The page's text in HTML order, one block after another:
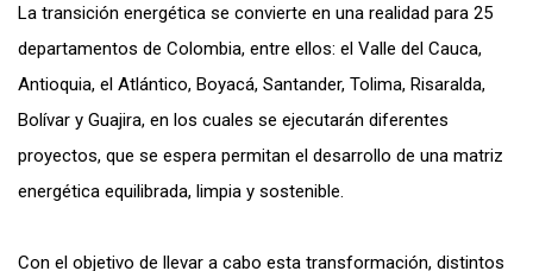
La transición energética se convierte en una realidad para 25
departamentos de Colombia, entre ellos: el Valle del Cauca,
Antioquia, el Atlántico, Boyacá, Santander, Tolima, Risaralda,
Bolívar y Guajira, en los cuales se ejecutarán diferentes
proyectos, que se espera permitan el desarrollo de una matriz
energética equilibrada, limpia y sostenible.
Con el objetivo de llevar a cabo esta transformación, distintos